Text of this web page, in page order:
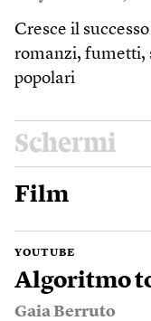
Cresce il
romanzi, fumetti,
popolari
Schermi
Film
YOUTUBE
Algoritmo
Gaia Berruto